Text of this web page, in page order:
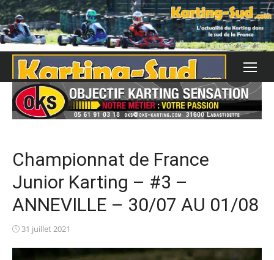
Skip
to
content
Championnat de France
Junior Karting – #3 –
ANNEVILLE – 30/07 AU 01/08
Posted
31 juillet 2021